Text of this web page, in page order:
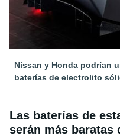
Nissan y Honda podrían
baterías de electrolito
Las baterías de
serán más